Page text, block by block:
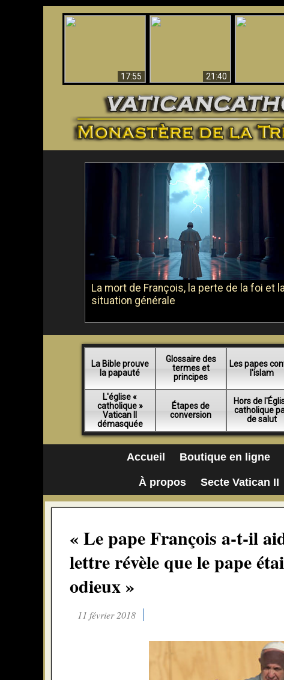
17:55
21:40
La mort de François, la perte de la foi et
situation générale
La Bible prouve
la papauté
Glossaire des
termes et
principes
Les papes
l'islam
L'église «
catholique »
Vatican II
démasquée
Étapes de
conversion
Hors de
catholique
de salut
Accueil Boutique en ligne
À propos Secte Vatican II
« Le pape François a-t-il
lettre révèle que le pape
odieux »
11 février 2018